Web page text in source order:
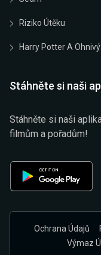
Riziko Útěku
Harry Potter A
Stáhněte si naši
Stáhněte si naši
filmům a pořadům!
Ochrana Údajů
Výmaz